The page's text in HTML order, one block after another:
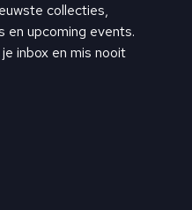
collecties,
en upcoming events.
inbox en mis nooit